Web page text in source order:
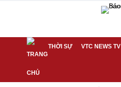
THỜI SỰ VTC NEWS TV